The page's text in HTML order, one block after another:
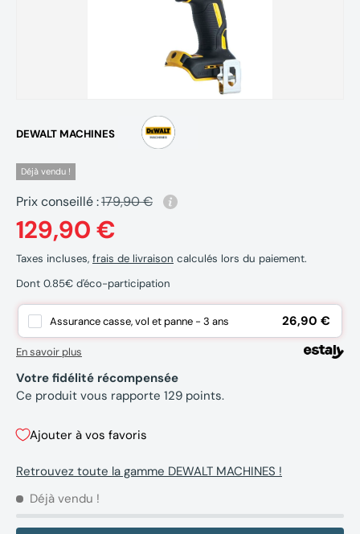
DEWALT MACHINES
Déjà vendu !
Prix conseillé :179,90 €
129,90 €
Taxes incluses, frais de livraison calculés lors du paiement.
Dont 0.85€ d'éco-participation
Assurance casse, vol et panne - 3 ans 26,90 €
En savoir plus
Votre fidélité récompensée
Ce produit vous rapporte 129 points.
Ajouter à vos favoris
Retrouvez toute la gamme DEWALT MACHINES !
Déjà vendu !